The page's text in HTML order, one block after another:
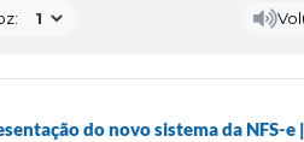
do novo sistema da NFS-